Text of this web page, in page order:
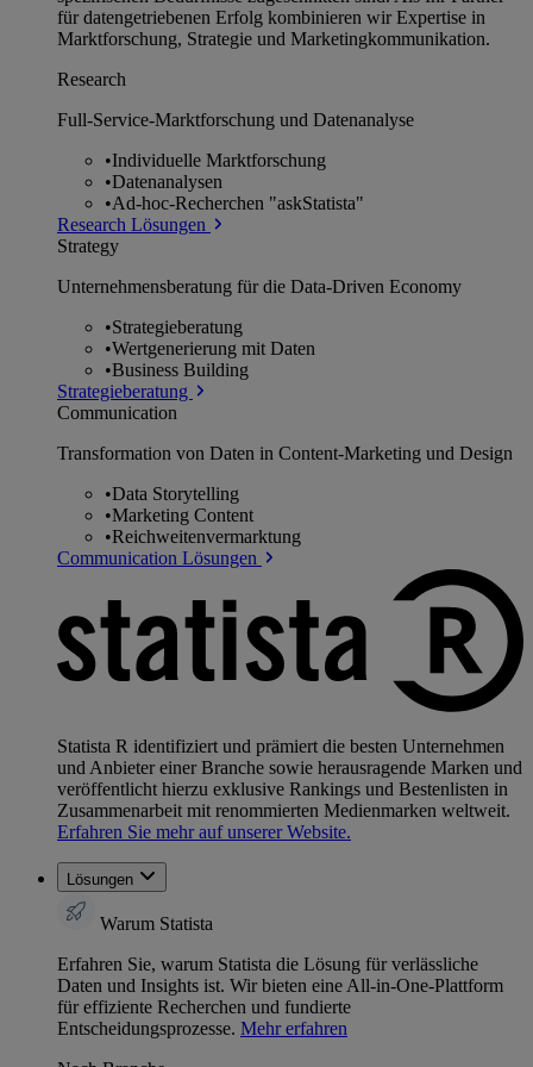
für datengetriebenen Erfolg kombinieren wir Expertise in
Marktforschung, Strategie und Marketingkommunikation.
Research
Full-Service-Marktforschung und Datenanalyse
•Individuelle Marktforschung
•Datenanalysen
•Ad-hoc-Recherchen "askStatista"
Research Lösungen
Strategy
Unternehmens­beratung für die Data-Driven Economy
•Strategieberatung
•Wertgenerierung mit Daten
•Business Building
Strategieberatung
Communication
Transformation von Daten in Content-Marketing und Design
•Data Storytelling
•Marketing Content
•Reichweitenvermarktung
Communication Lösungen
Statista R identifiziert und prämiert die besten Unternehmen
und Anbieter einer Branche sowie herausragende Marken und
veröffentlicht hierzu exklusive Rankings und Bestenlisten in
Zusammenarbeit mit renommierten Medienmarken weltweit.
Erfahren Sie mehr auf unserer Website.
Lösungen
Warum Statista
Erfahren Sie, warum Statista die Lösung für verlässliche
Daten und Insights ist. Wir bieten eine All-in-One-Plattform
für effiziente Recherchen und fundierte
Entscheidungsprozesse. Mehr erfahren